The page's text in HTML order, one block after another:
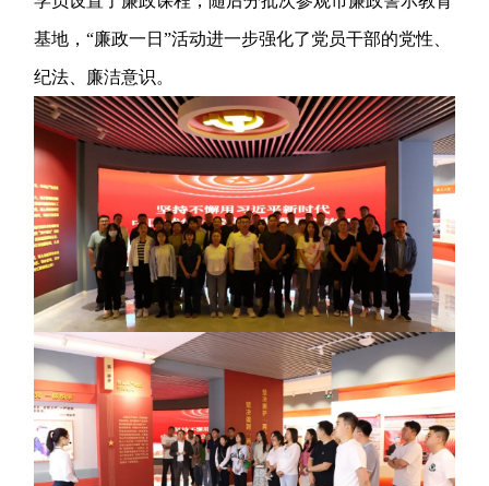
基地，“廉政一日”活动进一步强化了党员干部的党性、
纪法、廉洁意识。